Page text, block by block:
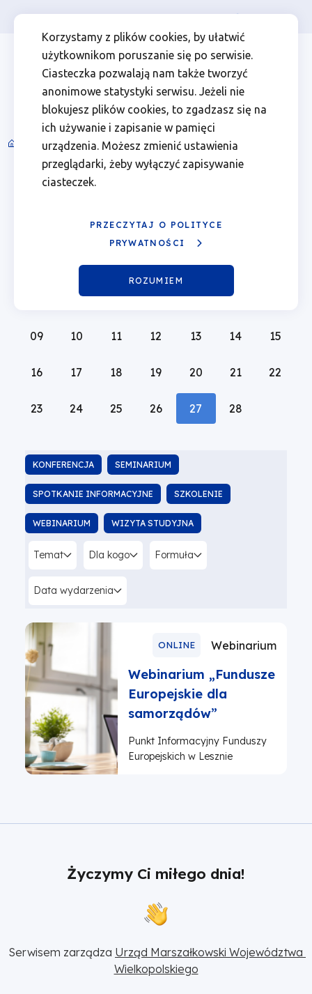
Korzystamy z plików cookies, by ułatwić
użytkownikom poruszanie się po serwisie.
Ciasteczka pozwalają nam także tworzyć
anonimowe statystyki serwisu. Jeżeli nie
blokujesz plików cookies, to zgadzasz się na
ich używanie i zapisanie w pamięci
urządzenia. Możesz zmienić ustawienia
przeglądarki, żeby wyłączyć zapisywanie
ciasteczek.
PRZECZYTAJ O POLITYCE
PRYWATNOŚCI
ROZUMIEM
Kalendarz
wydarzeń
16.06.2026
Europejskie
Wielkopolski
Przejdź
głównej
nawigacji
Przejdź
wyszukiwarki
Przejdź
zawartości
strony
Przejdź
stopki
Menu
Header
Top
Osoba prywatna Firma
Menu
top
left
Ścieżka
nawigacyjna
Spotkania informacyjne i wydarzenia
Śr. Czw. Pt.
03 04 05 06 07
09 10 11 12 13 14 15
16 17 18 19 20 21 22
23 24 25 26
Pokaż
listę
27
2026
28
Typ
KONFERENCJA SEMINARIUM
SPOTKANIE INFORMACYJNE SZKOLENIE
WEBINARIUM WIZYTA STUDYJNA
Temat Dla kogo Formuła
Data wydarzenia
ONLINE Webinarium
Webinarium „Fundusze
Europejskie dla
samorządów”
Punkt Informacyjny Funduszy
Europejskich w Lesznie
Życzymy Ci miłego dnia!
Serwisem zarządza Urząd Marszałkowski Województwa
Wielkopolskiego